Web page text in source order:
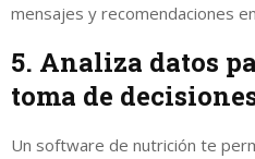
mensajes y recomendaciones
5. Analiza datos
toma de
Un software de nutrición te